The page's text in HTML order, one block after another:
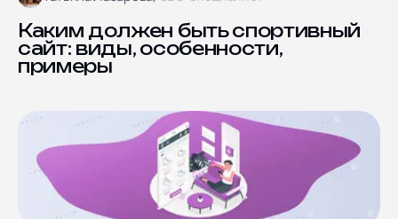
Блог
Отзывы
Контакты
Документы
8, корпус 5
СОЦИАЛЬНЫЕ СЕТИ
Каким должен быть спортивный
сайт: виды, особенности,
примеры